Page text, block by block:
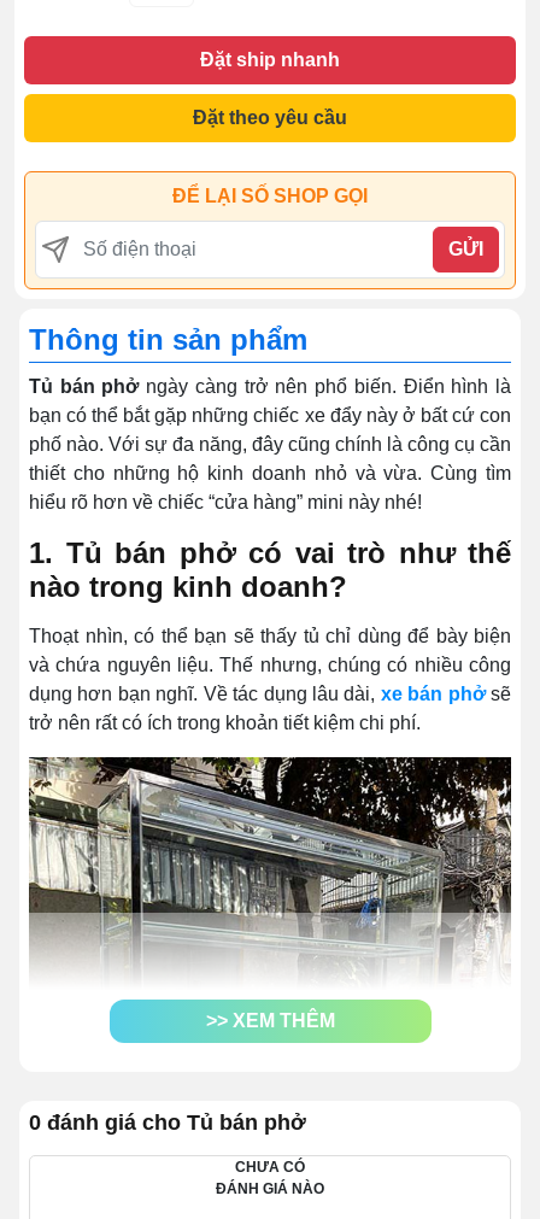
Đặt ship nhanh
Đặt theo yêu cầu
ĐỂ LẠI SỐ SHOP GỌI
GỬI
Thông tin sản phẩm
Tủ bán phởngày càng trở nên phổ biến. Điển hình là
bạn có thể bắt gặp những chiếc xe đẩy này ở bất cứ con
phố nào. Với sự đa năng, đây cũng chính là công cụ cần
thiết cho những hộ kinh doanh nhỏ và vừa. Cùng tìm
hiểu rõ hơn về chiếc “cửa hàng” mini này nhé!
1. Tủ bán phở có vai trò như thế
nào trong kinh doanh?
Thoạt nhìn, có thể bạn sẽ thấy tủ chỉ dùng để bày biện
và chứa nguyên liệu. Thế nhưng, chúng có nhiều công
dụng hơn bạn nghĩ. Về tác dụng lâu dài, xe bán phởsẽ
trở nên rất có ích trong khoản tiết kiệm chi phí.
>> XEM THÊM
0 đánh giá cho Tủ bán phở
CHƯA CÓ
ĐÁNH GIÁ NÀO